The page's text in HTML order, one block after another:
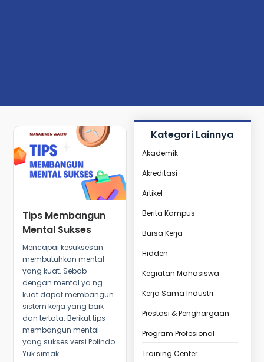
Tips Membangun
Mental Sukses
Mencapai kesuksesan
membutuhkan mental
yang kuat. Sebab
dengan mental ya ng
kuat dapat membangun
sistem kerja yang baik
dan tertata. Berikut tips
membangun mental
yang sukses versi Polindo.
Yuk simak...
Kategori Lainnya
Akademik
Akreditasi
Artikel
Berita Kampus
Bursa Kerja
Hidden
Kegiatan Mahasiswa
Kerja Sama Industri
Prestasi & Penghargaan
Program Profesional
Training Center